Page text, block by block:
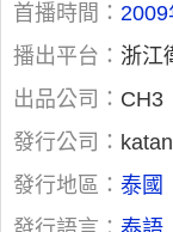
首播時間： 2009
播出平台： 浙江
出品公司： CH3
發行公司：
發行地區： 泰國